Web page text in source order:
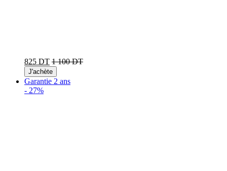
825 DT 1 100 DT
J'achète
Garantie 2 ans
- 27%